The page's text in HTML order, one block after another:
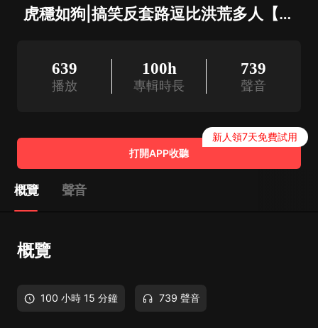
虎穩如狗|搞笑反套路逗比洪荒多人【燃
639
播放
100h
專輯時長
739
聲音
打開APP收聽
新人領7天免費試用
概覽 聲音
概覽
100 小時 15 分鐘 739 聲音